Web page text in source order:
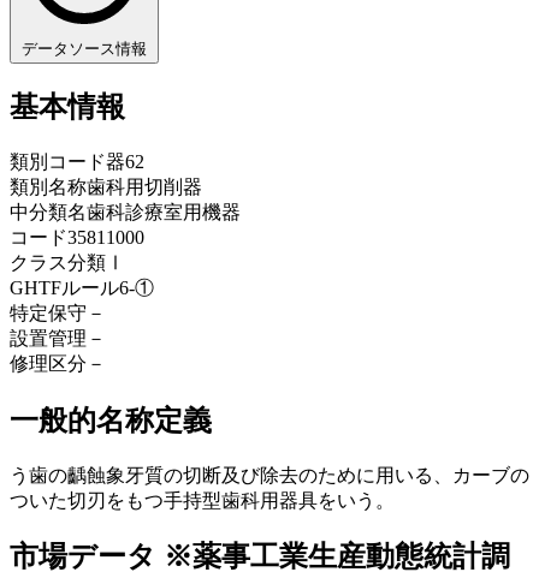
データソース情報
基本情報
類別コード器62
類別名称歯科用切削器
中分類名歯科診療室用機器
コード35811000
クラス分類 Ⅰ
GHTFルール6-①
特定保守 －
設置管理 －
修理区分 －
一般的名称定義
う歯の齲蝕象牙質の切断及び除去のために用いる、カーブの
ついた切刃をもつ手持型歯科用器具をいう。
市場データ ※薬事工業生産動態統計調